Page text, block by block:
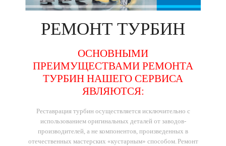
РЕМОНТ ТУРБИН
ОСНОВНЫМИ
ПРЕИМУЩЕСТВАМИ РЕМОНТА
ТУРБИН НАШЕГО СЕРВИСА
ЯВЛЯЮТСЯ:
Реставрация турбин осуществляется исключительно с
использованием оригинальных деталей от заводов-
производителей, а не компонентов, произведенных в
отечественных мастерских «кустарным» способом. Ремонт